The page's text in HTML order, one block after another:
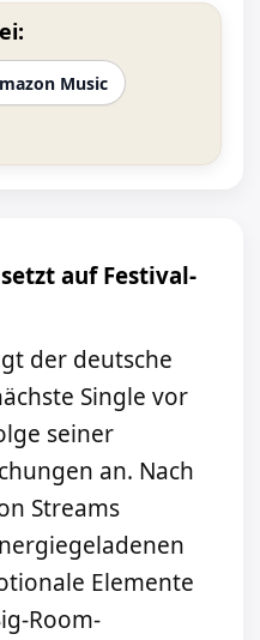
Music
auf Festival-
der deutsche
Single vor
seiner
an. Nach
Streams
Elemente
Room-